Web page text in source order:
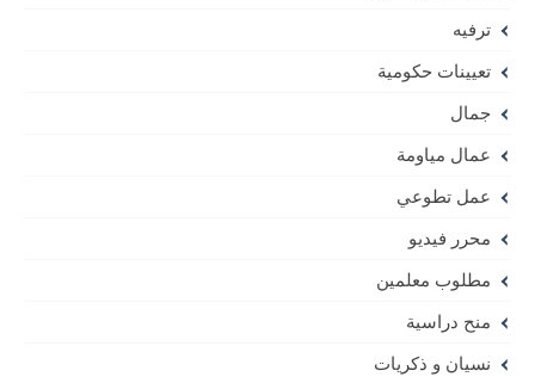
ترفيه
تعيينات حكومية
جمال
عمال مياومة
عمل تطوعي
محرر فيديو
مطلوب معلمين
منح دراسية
نسيان و ذكريات